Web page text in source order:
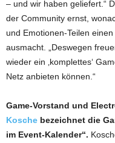
– und wir haben geliefert.“
der Community ernst,
und Emotionen-Teilen
ausmacht. „Deswegen
wieder ein ‚komplettes‘
Netz anbieten können.“
Game-Vorstand und
Kosche bezeichnet die
im Event-Kalender“.